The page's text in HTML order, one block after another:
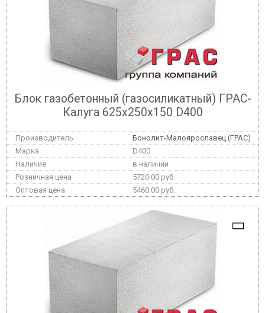
Блок газобетонный (газосиликатный) ГРАС-
Калуга 625x250x150 D400
Бонолит-Малоярославец (ГРАС)
D400
в наличии
5720.00 руб.
5460.00 руб.